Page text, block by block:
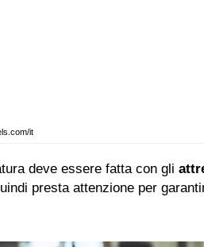
it
deve essere fatta con gli
presta attenzione per